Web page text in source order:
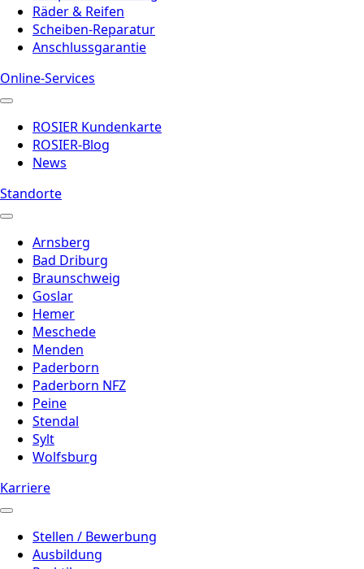
Räder & Reifen
Scheiben-Reparatur
Anschlussgarantie
Online-Services
ROSIER Kundenkarte
ROSIER-Blog
News
Standorte
Arnsberg
Bad Driburg
Braunschweig
Goslar
Hemer
Meschede
Menden
Paderborn
Paderborn NFZ
Peine
Stendal
Sylt
Wolfsburg
Karriere
Stellen / Bewerbung
Ausbildung